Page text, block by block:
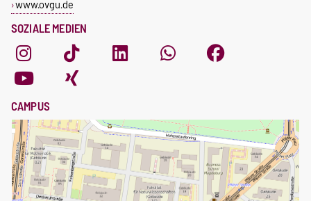
SOZIALE MEDIEN
www.ovgu.de
CAMPUS